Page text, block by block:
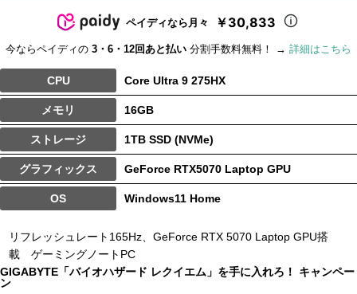
ペイディなら月々 ￥30,833
今ならペイディの 3・6・12回あと払い 分割手数料無料！ → 詳細はこちら
CPU Core Ultra 9 275HX
メモリ 16GB
ストレージ 1TB SSD (NVMe)
グラフィックス GeForce RTX5070 Laptop GPU
OS Windows11 Home
リフレッシュレート165Hz、GeForce RTX 5070 Laptop GPU搭
載 ゲーミングノートPC
GIGABYTE「バイオハザード レクイエム」を手に入れろ！ キャンペー
ン